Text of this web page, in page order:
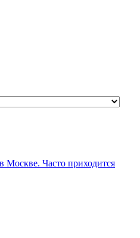
Часто приходится